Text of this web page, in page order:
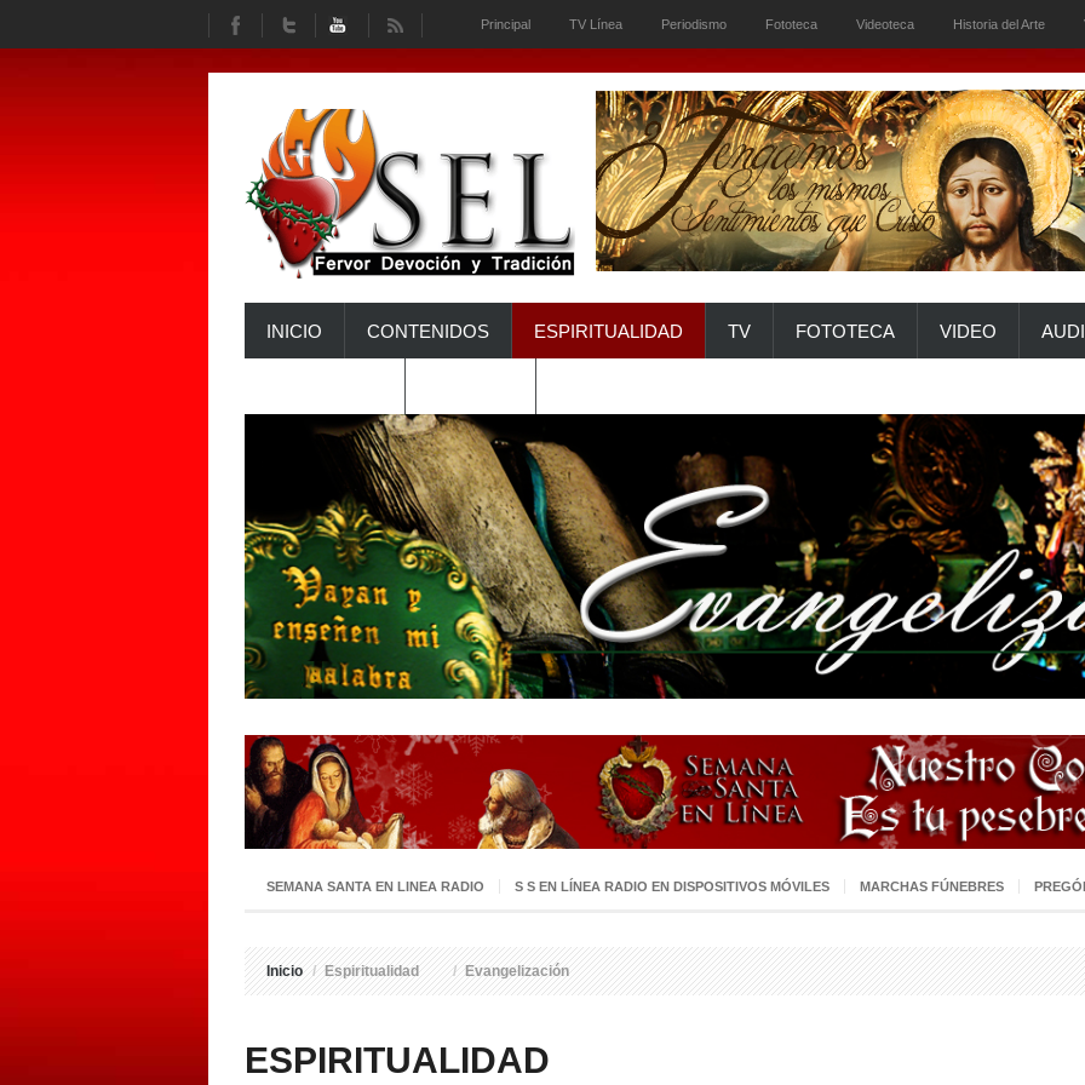
INICIO CONTENIDOS ESPIRITUALIDAD TV FOTOTECA VIDEO
SEMANA SANTA EN LINEA RADIO S S EN LÍNEA RADIO EN DISPOSITIVOS MÓVILES MARCHAS FÚNEBRES
Inicio / Espiritualidad / Evangelización
ESPIRITUALIDAD
Principal TV Línea Periodismo Fototeca Videoteca Historia del Arte